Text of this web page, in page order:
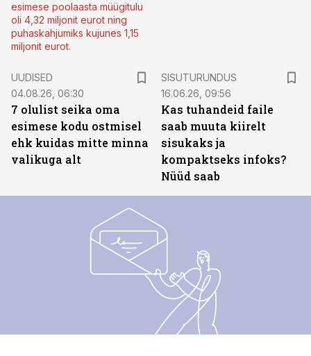
esimese poolaasta müügitulu
oli 4,32 miljonit eurot ning
puhaskahjumiks kujunes 1,15
miljonit eurot.
UUDISED
04.08.26, 06:30
7 olulist seika oma
esimese kodu ostmisel
ehk kuidas mitte minna
valikuga alt
SISUTURUNDUS
16.06.26, 09:56
Kas tuhandeid faile
saab muuta kiirelt
sisukaks ja
kompaktseks infoks?
Nüüd saab